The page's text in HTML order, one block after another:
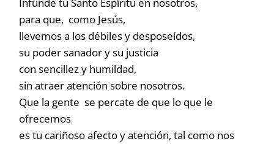
para que, como Jesús,
llevemos a los débiles y desposeídos,
su poder sanador y su justicia
con sencillez y humildad,
sin atraer atención sobre nosotros.
Que la gente se percate de que lo que le
ofrecemos
es tu cariñoso afecto y atención, tal como nos